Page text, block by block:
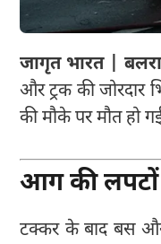
जागृत भारत |
और ट्रक की जोरदार
की मौके पर मौत हो
आग की लपटों
टक्कर के बाद बस